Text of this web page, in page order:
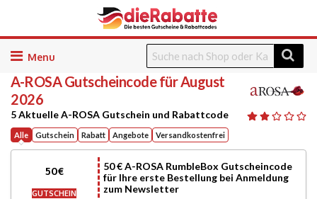
Skip
content
A-ROSAGutscheincode für August
2026
5 Aktuelle A-ROSA Gutschein und Rabattcode
Alle Gutschein Rabatt Angebote Versandkostenfrei
50€
GUTSCHEIN
50 € A-ROSA RumbleBox Gutscheincode
für Ihre erste Bestellung bei Anmeldung
zum Newsletter